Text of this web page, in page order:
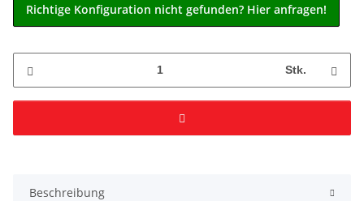
Richtige Konfiguration nicht gefunden? Hier anfragen!
Stk.
Beschreibung